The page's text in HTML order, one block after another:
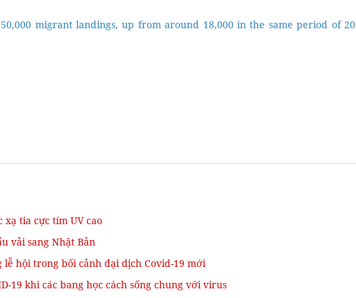
migrant landings, up from around 18,000 in the same period of
xạ tia cực tím UV cao
vải sang Nhật Bản
hội trong bối cảnh đại dịch Covid-19 mới
19 khi các bang học cách sống chung với virus